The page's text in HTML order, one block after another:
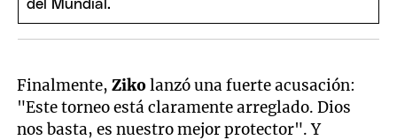
Finalmente,Zikolanzó una fuerte acusación:
"Este torneo está claramente arreglado. Dios
nos basta, es nuestro mejor protector". Y